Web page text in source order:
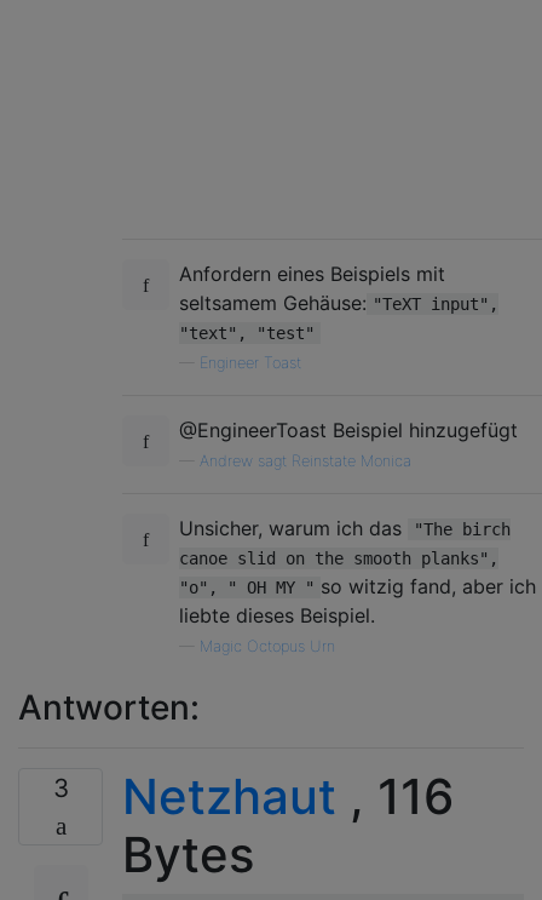
Anfordern eines Beispiels mit
seltsamem Gehäuse: "TeXT input",
"text", "test"
Engineer Toast
@EngineerToast Beispiel hinzugefügt
Andrew sagt Reinstate Monica
Unsicher, warum ich das
"The birch
canoe slid on the smooth planks",
"o", " OH MY " so witzig fand, aber ich
liebte dieses Beispiel.
Magic Octopus Urn
Antworten:
3 Netzhaut , 116
Bytes